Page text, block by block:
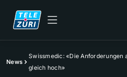
News
Swissmedic: «Die Anforderungen
gleich hoch»